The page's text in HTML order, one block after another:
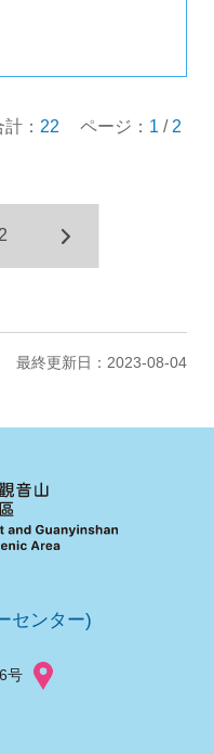
： 22 ページ： 1 / 2
2
最終更新日：2023-08-04
センター)
号